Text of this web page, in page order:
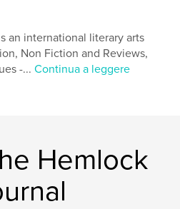
an international literary arts
Non Fiction and Reviews,
-...Continua a leggere
Hemlock